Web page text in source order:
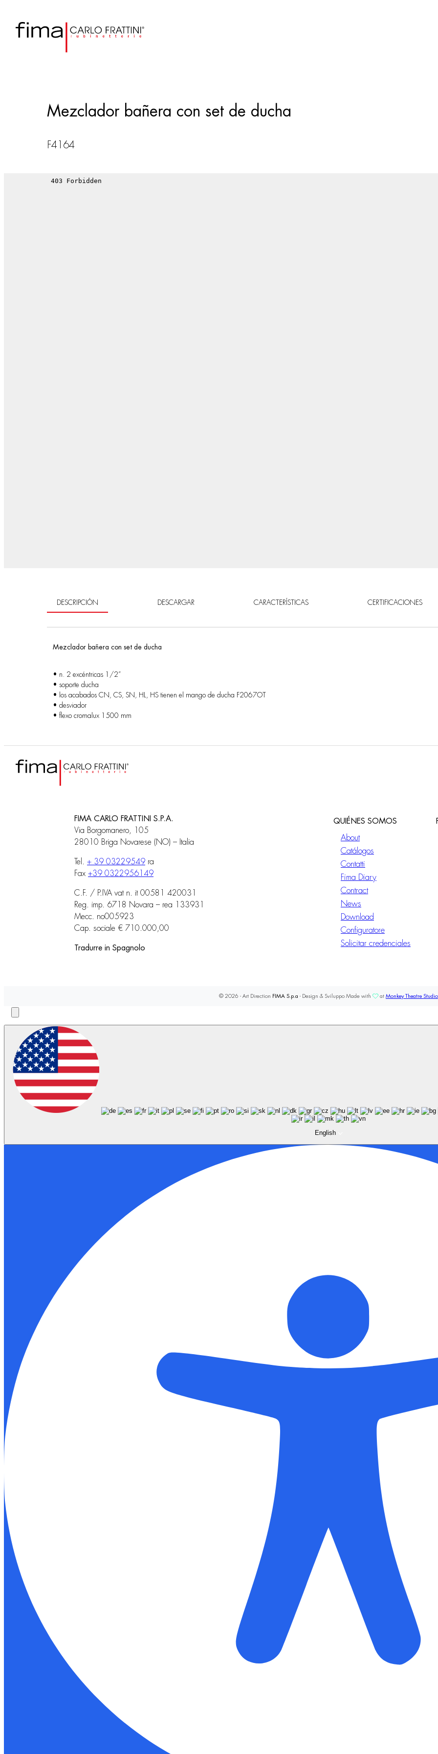
Mezclador bañera con set de ducha
F4164
DESCRIPCIÓN DESCARGAR CARACTERÍSTICAS CERTIFICACIONES
Mezclador bañera con set de ducha
• n. 2 excéntricas 1/2”
• soporte ducha
• los acabados CN, CS, SN, HL, HS tienen el mango de ducha F2067OT
• desviador
• flexo cromalux 1500 mm
FIMA CARLO FRATTINI S.P.A.
Via Borgomanero, 105
28010 Briga Novarese (NO) – Italia
Tel. + 39 03229549 ra
Fax +39 0322956149
C.F. / P.IVA vat n. it 00581 420031
Reg. imp. 6718 Novara – rea 133931
Mecc. no005923
Cap. sociale € 710.000,00
Tradurre in Spagnolo
QUIÉNES SOMOS
About
Catálogos
Contatti
Fima Diary
Contract
News
Download
Configuratore
Solicitar credenciales
© 2026 - Art Direction FIMA S.p.a - Design & Sviluppo Made with at Monkey Theatre Studio
English